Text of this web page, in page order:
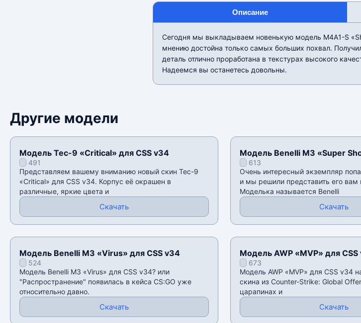
Описание
Сегодня мы выкладываем новенькую модель M4A1-S
мнению достойна только самых больших похвал.
деталь отлично проработана в текстурах высокого
Надеемся вы останетесь довольны.
Другие модели
Модель Tec-9 «Critical» для CSS v34
491
Представляем вашему вниманию новый скин Tec-9
«Critical» для CSS v34. Корпус её окрашен в
различные, яркие цвета и
Скачать
Модель Benelli M3 «Super
v34613
Очень интересный экземпляр
и мы решили представить его вам
Моделька называется Benelli
Скачать
Модель Benelli M3 «Virus» для CSS v34
524
Модель Benelli M3 «Virus» для CSS v34? или
"Распространение" появилась в кейса CS:GO уже
относительно давно.
Скачать
Модель AWP «MVP» для CSS
673
Модель AWP «MVP» для CSS v34
скина из Counter-Strike: Global
царапинах и
Скачать